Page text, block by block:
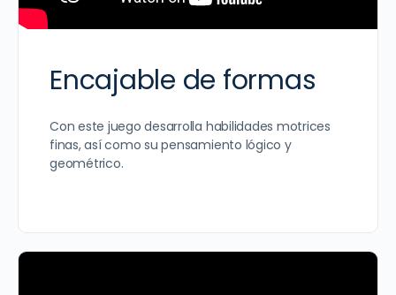
Encajable de formas
Con este juego desarrolla habilidades motrices
finas, así como su pensamiento lógico y
geométrico.